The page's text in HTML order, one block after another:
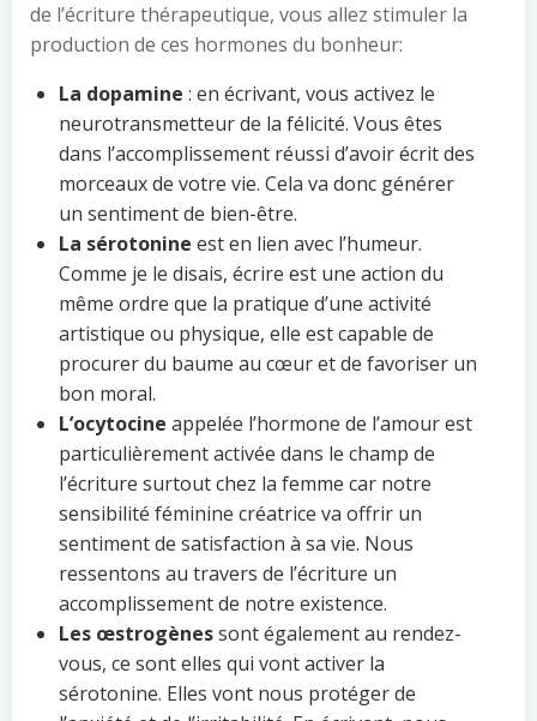
de l’écriture thérapeutique, vous allez stimuler la
production de ces hormones du bonheur:
La dopamine : en écrivant, vous activez le
neurotransmetteur de la félicité. Vous êtes
dans l’accomplissement réussi d’avoir écrit des
morceaux de votre vie. Cela va donc générer
un sentiment de bien-être.
La sérotonine est en lien avec l’humeur.
Comme je le disais, écrire est une action du
même ordre que la pratique d’une activité
artistique ou physique, elle est capable de
procurer du baume au cœur et de favoriser un
bon moral.
L’ocytocine appelée l’hormone de l’amour est
particulièrement activée dans le champ de
l’écriture surtout chez la femme car notre
sensibilité féminine créatrice va offrir un
sentiment de satisfaction à sa vie. Nous
ressentons au travers de l’écriture un
accomplissement de notre existence.
Les œstrogènessont également au rendez-
vous, ce sont elles qui vont activer la
sérotonine. Elles vont nous protéger de